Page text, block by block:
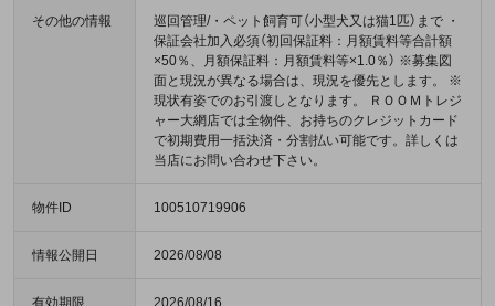
その他の情報
巡回管理/・ペット飼育可（小型犬又は猫1匹）まで ・
保証会社加入必須（初回保証料：月額賃料等合計額
×50％、月額保証料：月額賃料等×1.0％） ※募集図
面と現況が異なる場合は、現況を優先とします。 ※
現状有姿でのお引渡しとなります。 ＲＯＯＭトレジ
ャー大網店では全物件、お持ちのクレジットカード
で初期費用一括決済・分割払い可能です。詳しくは
当店にお問い合わせ下さい。
物件ID 100510719906
情報公開日 2026/08/08